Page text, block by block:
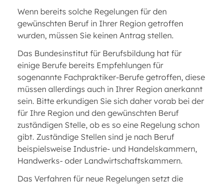
Wenn bereits solche Regelungen für den
gewünschten Beruf in Ihrer Region getroffen
wurden, müssen Sie keinen Antrag stellen.
Das Bundesinstitut für Berufsbildung hat für
einige Berufe bereits Empfehlungen für
sogenannte Fachpraktiker-Berufe getroffen, diese
müssen allerdings auch in Ihrer Region anerkannt
sein. Bitte erkundigen Sie sich daher vorab bei der
für Ihre Region und den gewünschten Beruf
zuständigen Stelle, ob es so eine Regelung schon
gibt. Zuständige Stellen sind je nach Beruf
beispielsweise Industrie- und Handelskammern,
Handwerks- oder Landwirtschaftskammern.
Das Verfahren für neue Regelungen setzt die